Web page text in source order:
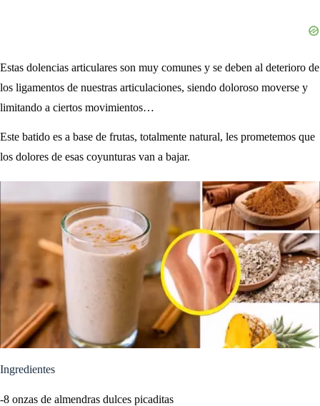
Estas dolencias articulares son muy comunes y se deben al deterioro de
los ligamentos de nuestras articulaciones, siendo doloroso moverse y
limitando a ciertos movimientos…
Este batido es a base de frutas, totalmente natural, les prometemos que
los dolores de esas coyunturas van a bajar.
Ingredientes
-8 onzas de almendras dulces picaditas